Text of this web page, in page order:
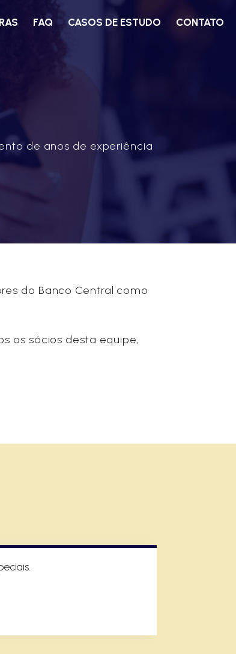
FAQ CASOS DE ESTUDO CONTATO
de anos de experiência
do Banco Central como
os sócios desta equipe,